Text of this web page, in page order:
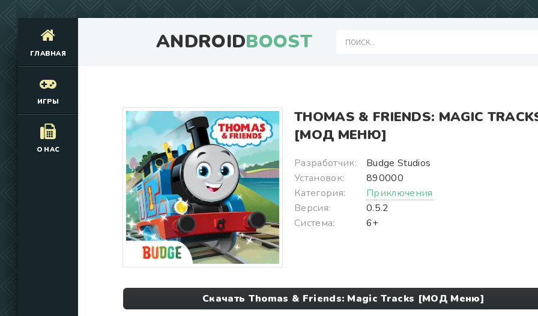
ANDROIDBOOST
ГЛАВНАЯ
ИГРЫ
О НАС
THOMAS & FRIENDS: MAGIC
[МОД МЕНЮ]
Разработчик:
Budge Studios
Установок:
890000
Категория:
Приключения
Версия:
0.5.2
Система:
6+
Скачать Thomas & Friends: Magic Tracks [МОД Меню]